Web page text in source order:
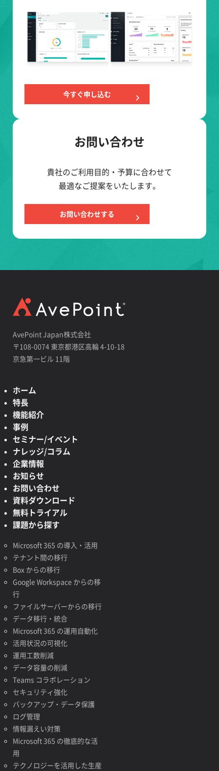
今すぐ申し込む
お問い合わせ
貴社のご利用目的・予算に合わせて
最適なご提案をいたします。
お問い合わせする
AvePoint Japan株式会社
〒108-0074 東京都港区高輪 4-10-18
京急第一ビル 11階
ホーム
特長
機能紹介
事例
セミナー/イベント
ナレッジ/コラム
企業情報
お知らせ
お問い合わせ
資料ダウンロード
無料トライアル
課題から探す
Microsoft 365 の導入・活用
テナント間の移行
Box からの移行
Google Workspace からの移
行
ファイルサーバーからの移行
データ移行・統合
Microsoft 365 の運用自動化
活用状況の可視化
運用工数削減
データ容量の削減
Teams コラボレーション
セキュリティ強化
バックアップ・データ保護
ログ管理
情報漏えい対策
Microsoft 365 の徹底的な活
用
テクノロジーを活用した生産